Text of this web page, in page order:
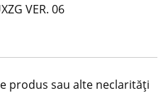
VER. 06
produs sau alte neclarități